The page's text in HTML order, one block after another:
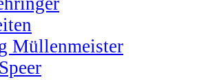
Müllenmeister